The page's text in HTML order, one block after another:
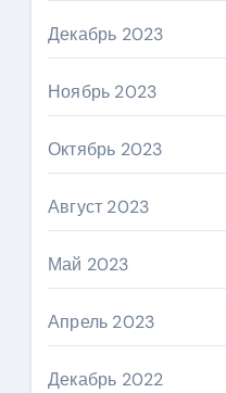
Декабрь 2023
Ноябрь 2023
Октябрь 2023
Август 2023
Май 2023
Апрель 2023
Декабрь 2022